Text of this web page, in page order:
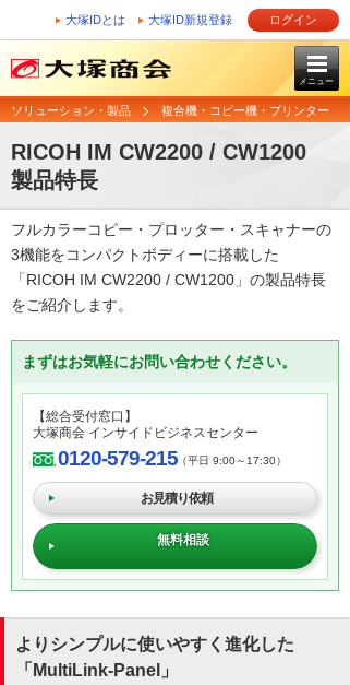
大塚IDとは 大塚ID新規登録 ログイン
メニュー
ソリューション・製品 複合機・コピー機・プリンター
RICOH IM CW2200 / CW1200
製品特長
フルカラーコピー・プロッター・スキャナーの
3機能をコンパクトボディーに搭載した
「RICOH IM CW2200 / CW1200」の製品特長
をご紹介します。
まずはお気軽にお問い合わせください。
【総合受付窓口】
大塚商会 インサイドビジネスセンター
0120-579-215（平日 9:00～17:30）
お見積り依頼
無料相談
よりシンプルに使いやすく進化した
「MultiLink-Panel」